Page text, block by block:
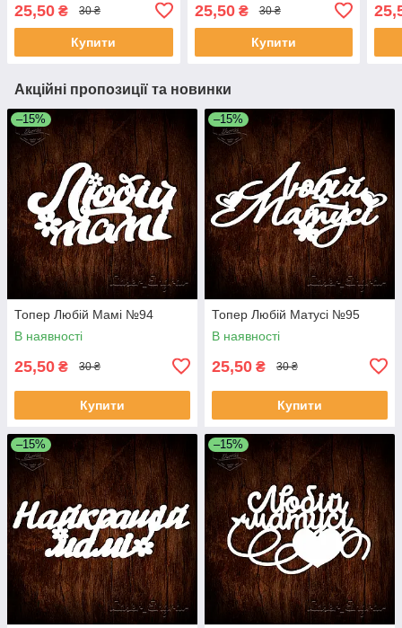
25,50 ₴ 30 ₴
Купити
25,50₴ 30 ₴
Купити
Акційні пропозиції та новинки
–15%
Топер Любій Мамі №94
В наявності
25,50 ₴ 30 ₴
Купити
–15%
Топер Любій Матусі №95
В наявності
25,50 ₴ 30 ₴
Купити
–15% –15%